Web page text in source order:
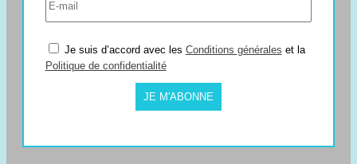
Je suis d’accord avec les Conditions générales et la
Politique de confidentialité
JE M'ABONNE